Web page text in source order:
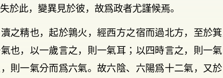
於此，變異見於彼，故爲政者尤謹候焉。
之精也，起於鶉火，經西方之宿而過北方，至於
也，以一歲言之，則一氣耳；以四時言之，則一
則一氣分而爲六氣。故六陰、六陽爲十二氣，又